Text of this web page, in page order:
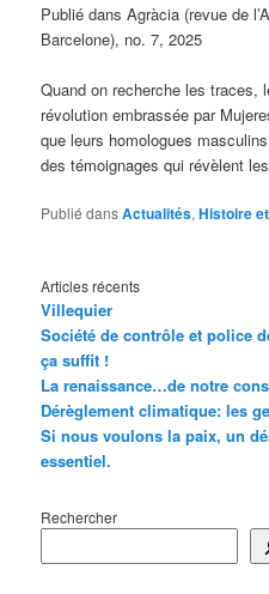
Publié dans Agràcia (revue de
Barcelone), no. 7, 2025
Quand on recherche les traces,
révolution embrassée par
que leurs homologues
des témoignages qui révèlent
Publié dansActualités,Histoire
Articles récents
Villequier
Société de contrôle et police
ça suffit !
La renaissance…de notre
Dérèglement climatique: les
Si nous voulons la paix, un
essentiel.
Rechercher